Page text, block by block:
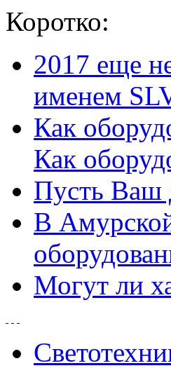
Коротко:
2017 еще
именем
Как
Как
Пусть Ваш
В Амурской
Могут ли